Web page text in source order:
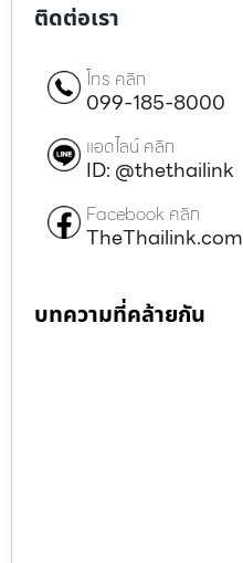
ติดต่อเรา
โทร คลิก
099-185-8000
แอดไลน์ คลิก
ID: @thethailink
Facebook คลิก
TheThailink.com
บทความที่คล้ายกัน